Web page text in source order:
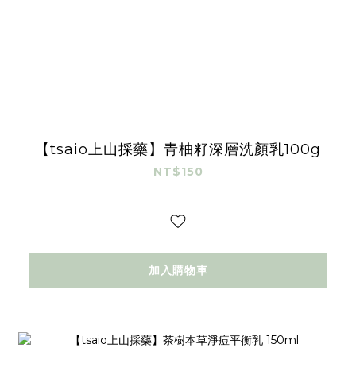
【tsaio上山採藥】青柚籽深層洗顏乳100g
NT$150
加入購物車